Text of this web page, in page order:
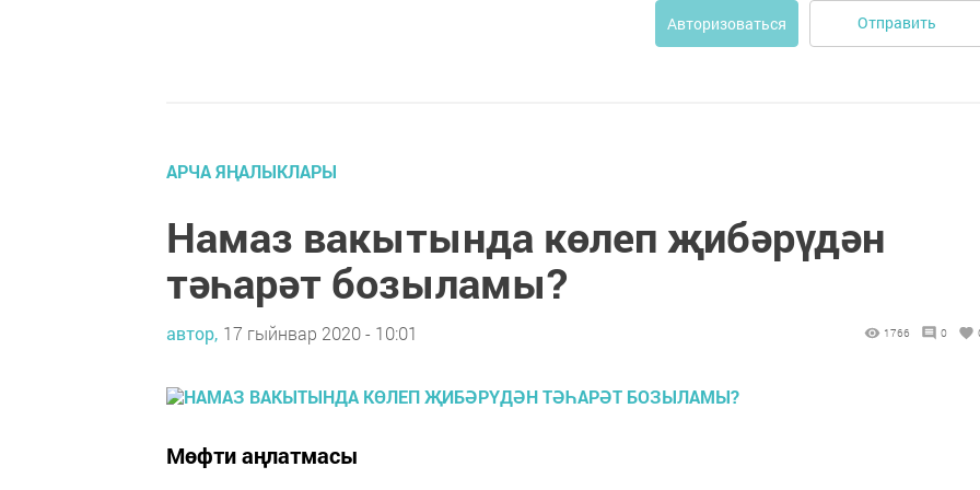
Авторизоваться Отправить
АРЧА ЯҢАЛЫКЛАРЫ
Намаз вакытында көлеп җибәрүдән
тәһарәт бозыламы?
автор, 17 гыйнвар 2020 - 10:01 1766 0
Мөфти аңлатмасы